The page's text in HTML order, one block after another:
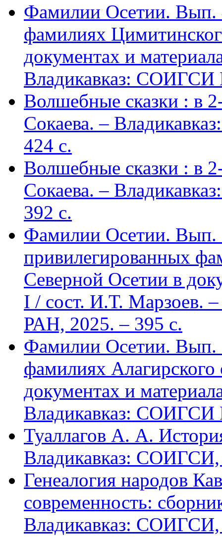
Фамилии Осетии. Вып.
фамилиях
документах и
Владикавказ:
Волшебные сказки : в
Сокаева. –
424 c.
Волшебные сказки : в
Сокаева. –
392 c.
Фамилии Осетии. Вып.
привилегированных
Северной Осетии в
I / сост. И.Т. Марзоев.
РАН, 2025. – 395 с.
Фамилии Осетии. Вып.
фамилиях
документах и
Владикавказ:
Туаллагов А. А.
Владикавказ: СОИГСИ,
Генеалогия народов
современность:
Владикавказ: СОИГСИ,